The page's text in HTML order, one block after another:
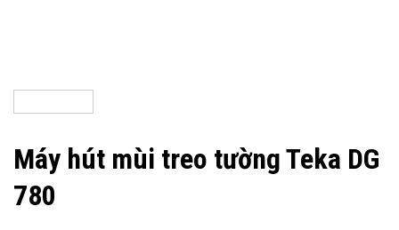
Máy hút mùi treo tường Teka DG
780